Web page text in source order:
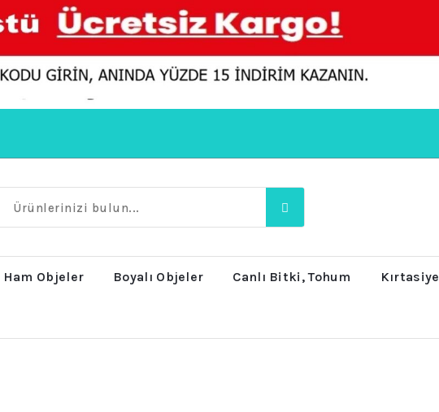
Ham Objeler Boyalı Objeler Canlı Bitki, Tohum Kırtasiye